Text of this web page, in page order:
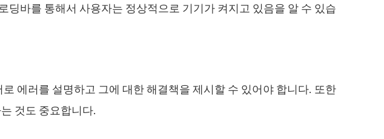
딩바를 통해서 사용자는 정상적으로 기기가 켜지고 있음을 알 수 있습
에러를 설명하고 그에 대한 해결책을 제시할 수 있어야 합니다. 또한
것도 중요합니다.